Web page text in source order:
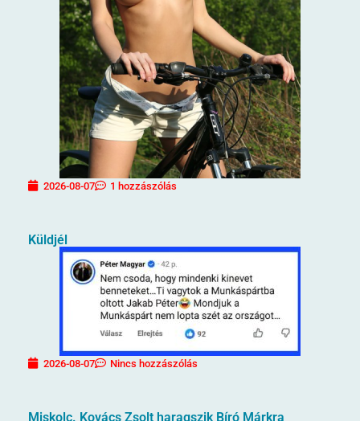
2026-08-07 1 hozzászólás
Küldjél
2026-08-07 Nincs hozzászólás
Miskolc. Kovács Zsolt haragszik Bíró Márkra